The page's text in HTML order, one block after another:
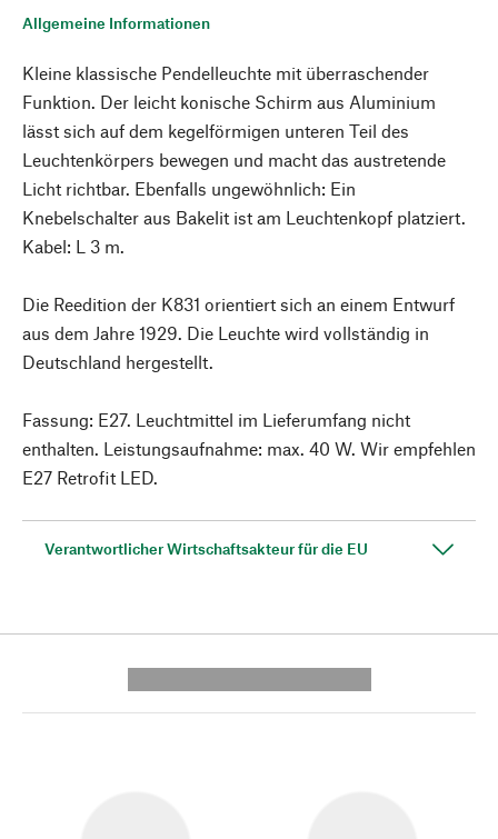
Allgemeine Informationen
Kleine klassische Pendelleuchte mit überraschender
Funktion. Der leicht konische Schirm aus Aluminium
lässt sich auf dem kegelförmigen unteren Teil des
Leuchtenkörpers bewegen und macht das austretende
Licht richtbar. Ebenfalls ungewöhnlich: Ein
Knebelschalter aus Bakelit ist am Leuchtenkopf platziert.
Kabel: L 3 m.
Die Reedition der K831 orientiert sich an einem Entwurf
aus dem Jahre 1929. Die Leuchte wird vollständig in
Deutschland hergestellt.
Fassung: E27. Leuchtmittel im Lieferumfang nicht
enthalten. Leistungsaufnahme: max. 40 W. Wir empfehlen
E27 Retrofit LED.
Verantwortlicher Wirtschaftsakteur für die EU